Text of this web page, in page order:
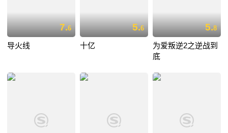
7.6
导火线
5.6
十亿
5.8
为爱叛逆2之逆战到
底